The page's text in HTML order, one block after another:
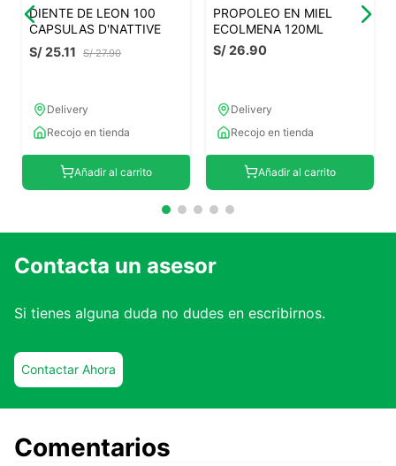
DIENTE DE LEON 100
CAPSULAS D'NATTIVE
S/ 27.90
S/25.11
Delivery
Recojo en tienda
Añadir al carrito
PROPOLEO EN MIEL
ECOLMENA 120ML
S/26.90
Delivery
Recojo en tienda
Añadir al carrito
Contacta un asesor
Si tienes alguna duda no dudes en escribirnos.
Contactar Ahora
Comentarios